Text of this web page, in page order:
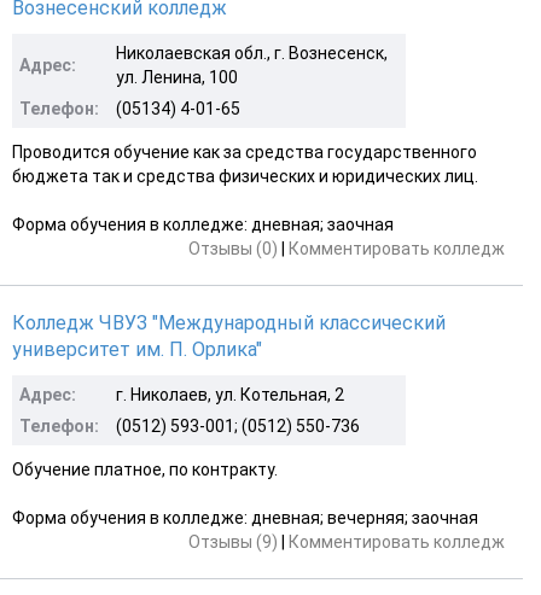
Вознесенский колледж
Адрес:
Николаевская обл., г. Вознесенск,
ул. Ленина, 100
Телефон:
(05134) 4-01-65
Проводится обучение как за средства государственного
бюджета так и средства физических и юридических лиц.
Форма обучения в колледже: дневная; заочная
Отзывы (0)
Комментировать колледж
Колледж ЧВУЗ "Международный классический
университет им. П. Орлика"
Адрес:
г. Николаев, ул. Котельная, 2
Телефон:
(0512) 593-001; (0512) 550-736
Обучение платное, по контракту.
Форма обучения в колледже: дневная; вечерняя; заочная
Отзывы (9)
Комментировать колледж